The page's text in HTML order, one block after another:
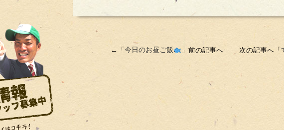
←「今日のお昼ご飯 」前の記事へ 次の記事へ「